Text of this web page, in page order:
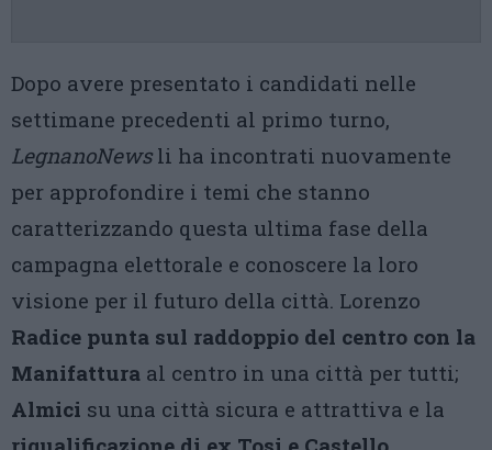
Dopo avere presentato i candidati nelle
settimane precedenti al primo turno,
LegnanoNewsli ha incontrati nuovamente
per approfondire i temi che stanno
caratterizzando questa ultima fase della
campagna elettorale e conoscere la loro
visione per il futuro della città. Lorenzo
Radice punta sul raddoppio del centro con la
Manifattura al centro in una città per tutti;
Almici su una città sicura e attrattiva e la